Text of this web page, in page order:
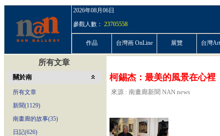
2026年08月06日
參觀人數： 23705558
作品 台灣画 OnLine 展覽 台灣
所有文章
關於南
所有文章
新聞(1129)
南畫廊的故事(35)
日記(626)
柯錫杰：最美的風景在心裡
來源 : 南畫廊新聞 NAN news